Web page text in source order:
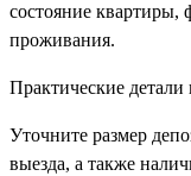
состояние квартиры,
проживания.
Практические
Уточните размер
выезда, а также